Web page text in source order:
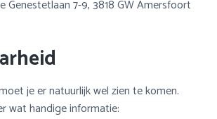
Genestetlaan 7-9, 3818 GW Amersfoort
je er natuurlijk wel zien te komen.
wat handige informatie: